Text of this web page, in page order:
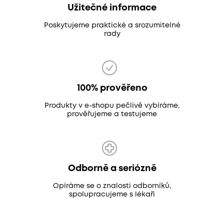
Užitečné informace
Poskytujeme praktické a srozumitelné
rady
100% prověřeno
Produkty v e-shopu pečlivě vybíráme,
prověřujeme a testujeme
Odborně a seriózně
Opíráme se o znalosti odborníků,
spolupracujeme s lékaři